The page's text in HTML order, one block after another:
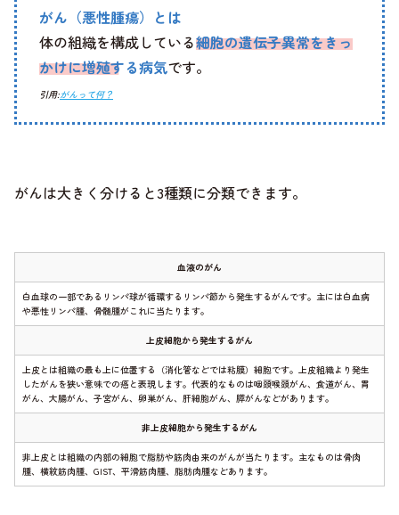
がん（悪性腫瘍）とは
体の組織を構成している細胞の遺伝子異常をきっ
かけに増殖する病気です。
引用:がんって何？
がんは大きく分けると3種類に分類できます。
血液のがん
白血球の一部であるリンパ球が循環するリンパ節から発生するがんです。主には白血病
や悪性リンパ腫、骨髄腫がこれに当たります。
上皮細胞から発生するがん
上皮とは組織の最も上に位置する（消化管などでは粘膜）細胞です。上皮組織より発生
したがんを狭い意味での癌と表現します。代表的なものは咽頭喉頭がん、食道がん、胃
がん、大腸がん、子宮がん、卵巣がん、肝細胞がん、膵がんなどがあります。
非上皮細胞から発生するがん
非上皮とは組織の内部の細胞で脂肪や筋肉由来のがんが当たります。主なものは骨肉
腫、横紋筋肉腫、GIST、平滑筋肉腫、脂肪肉腫などあります。